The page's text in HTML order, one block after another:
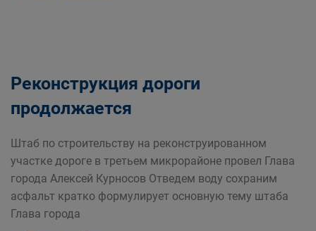
Реконструкция дороги
продолжается
Штаб по строительству на реконструированном
участке дороге в третьем микрорайоне провел Глава
города Алексей Курносов Отведем воду сохраним
асфальт кратко формулирует основную тему штаба
Глава города